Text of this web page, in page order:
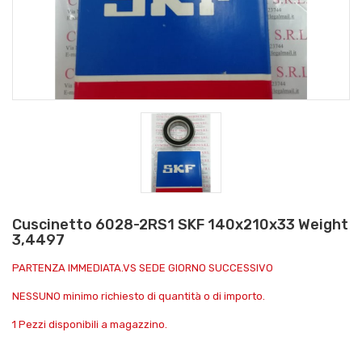
Cuscinetto 6028-2RS1 SKF 140x210x33 Weight
3,4497
PARTENZA IMMEDIATA.VS SEDE GIORNO SUCCESSIVO
NESSUNO minimo richiesto di quantità o di importo.
1 Pezzi disponibili a magazzino.